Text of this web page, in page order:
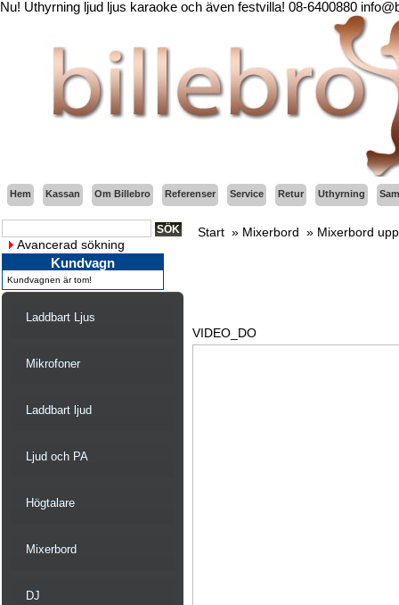
Nu! Uthyrning ljud ljus karaoke och även festvilla! 08-6400880
Hem Kassan Om Billebro Referenser Service Retur Uthyrning
Avancerad sökning
Kundvagn
Kundvagnen är tom!
Laddbart Ljus
Mikrofoner
Laddbart ljud
Ljud och PA
Högtalare
Mixerbord
DJ
Start » Mixerbord » Mixerbord
VIDEO_DO